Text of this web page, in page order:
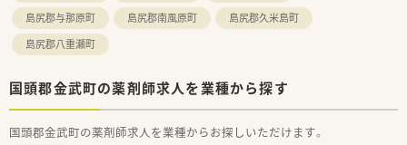
島尻郡与那原町
島尻郡南風原町
島尻郡久米島町
島尻郡八重瀬町
国頭郡金武町の薬剤師求人を業種から探す
国頭郡金武町の薬剤師求人を業種からお探しいただけます。